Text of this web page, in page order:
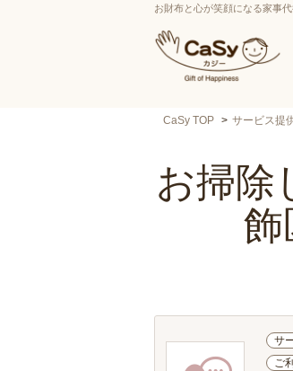
お財布と心が笑顔になる家事
CaSy TOP サービス提
お掃除
飾
サ
ご